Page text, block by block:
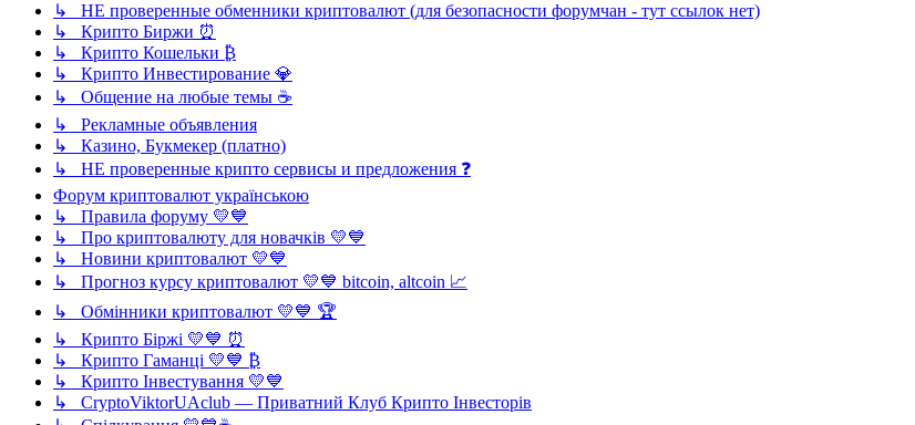
↳ НЕ проверенные обменники криптовалют (для безопасности форумчан - тут ссылок нет)
↳ Крипто Биржи ⏰
↳ Крипто Кошельки ₿
↳ Крипто Инвестирование 💎
↳ Общение на любые темы ☕
↳ Рекламные объявления
↳ Казино, Букмекер (платно)
↳ НЕ проверенные крипто сервисы и предложения ❓
Форум криптовалют українською
↳ Правила форуму 💛💙
↳ Про криптовалюту для новачків 💛💙
↳ Новини криптовалют 💛💙
↳ Прогноз курсу криптовалют 💛💙 bitcoin, altcoin 📈
↳ Обмінники криптовалют 💛💙 🏆
↳ Крипто Біржі 💛💙 ⏰
↳ Крипто Гаманці 💛💙 ₿
↳ Крипто Інвестування 💛💙
↳ CryptoViktorUAclub — Приватний Клуб Крипто Інвесторів